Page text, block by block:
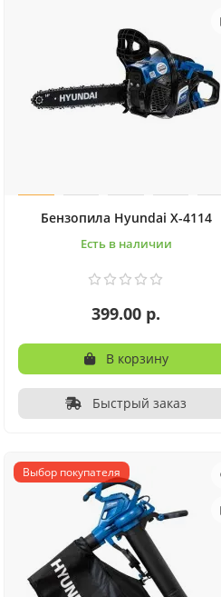
Бензопила Hyundai X-4114
Есть в наличии
399.00 р.
В корзину
Быстрый заказ
Выбор покупателя